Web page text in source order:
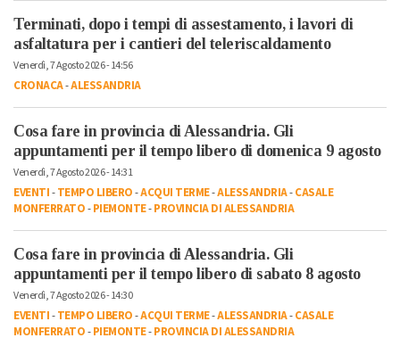
Terminati, dopo i tempi di assestamento, i lavori di
asfaltatura per i cantieri del teleriscaldamento
Venerdì, 7 Agosto 2026 - 14:56
CRONACA-ALESSANDRIA
Cosa fare in provincia di Alessandria. Gli
appuntamenti per il tempo libero di domenica 9 agosto
Venerdì, 7 Agosto 2026 - 14:31
EVENTI-TEMPO LIBERO-ACQUI TERME-ALESSANDRIA-CASALE
MONFERRATO-PIEMONTE-PROVINCIA DI ALESSANDRIA
Cosa fare in provincia di Alessandria. Gli
appuntamenti per il tempo libero di sabato 8 agosto
Venerdì, 7 Agosto 2026 - 14:30
EVENTI-TEMPO LIBERO-ACQUI TERME-ALESSANDRIA-CASALE
MONFERRATO-PIEMONTE-PROVINCIA DI ALESSANDRIA